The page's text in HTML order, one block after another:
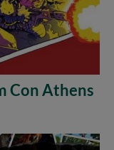
Con Athens